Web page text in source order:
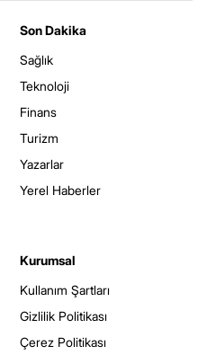
Son Dakika
Sağlık
Teknoloji
Finans
Turizm
Yazarlar
Yerel Haberler
Kurumsal
Kullanım Şartları
Gizlilik Politikası
Çerez Politikası